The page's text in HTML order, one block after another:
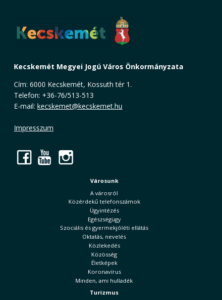
Kecskemét Megyei Jogú Város Önkormányzata
Cím: 6000 Kecskemét, Kossuth tér 1.
Telefon: +36-76/513-513
E-mail: kecskemet@kecskemet.hu
Impresszum
Facebook
YouTube
Városunk
A városról
Közérdekű telefonszámok
Ügyintézés
Egészségügy
Szociális és gyermekjóléti ellátás
Oktatás, nevelés
Közlekedés
Közösség
Életképek
Koronavírus
Minden, ami hulladék
Turizmus